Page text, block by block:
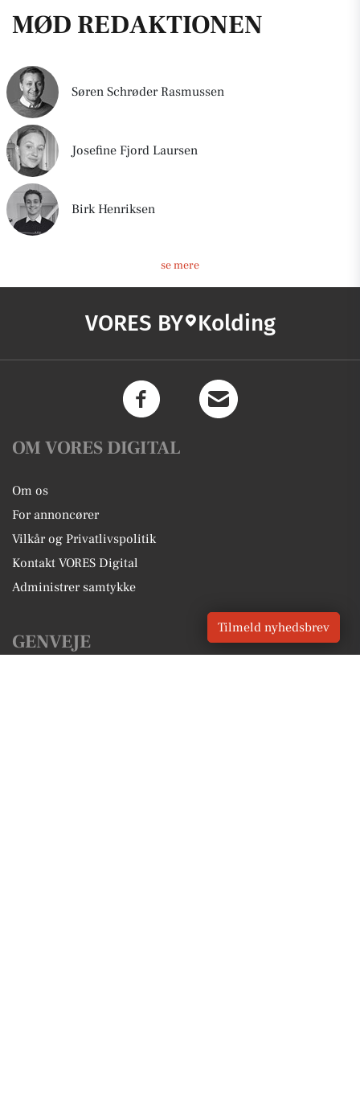
MØD REDAKTIONEN
Søren Schrøder Rasmussen
Josefine Fjord Laursen
Birk Henriksen
se mere
VORES BY Kolding
OM VORES DIGITAL
Om os
For annoncører
Vilkår og Privatlivspolitik
Kontakt VORES Digital
Administrer samtykke
GENVEJE
Tilmeld nyhedsbrev